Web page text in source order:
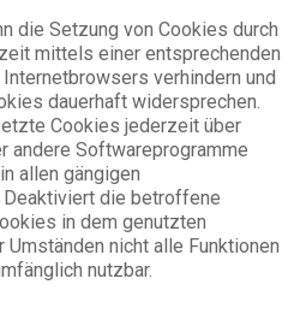
die Setzung von Cookies durch
mittels einer entsprechenden
verhindern und
dauerhaft widersprechen.
Cookies jederzeit über
andere Softwareprogramme
allen gängigen
die betroffene
in dem genutzten
nicht alle Funktionen
nutzbar.